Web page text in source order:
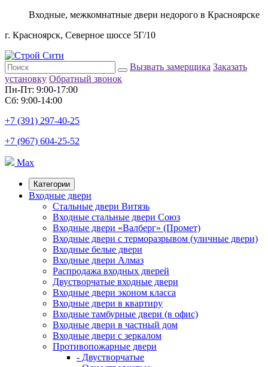
Входные, межкомнатные двери недорого в Красноярске
г. Красноярск, Северное шоссе 5Г/10
Вызвать замерщика Заказать
установку Обратный звонок
Пн-Пт: 9:00-17:00
Сб: 9:00-14:00
+7 (391) 297-40-25
+7 (967) 604-25-52
Max
Категории
Входные двери
Стальные двери Витязь
Входные стальные двери Союз
Входные двери «Валберг» (Промет)
Входные двери с терморазрывом (уличные двери)
Входные белые двери
Входные двери Алмаз
Распродажа входных дверей
Двустворчатые входные двери
Входные двери эконом класса
Входные двери в квартиру
Входные тамбурные двери (в офис)
Входные двери в частный дом
Входные двери с зеркалом
Противопожарные двери
- Двустворчатые